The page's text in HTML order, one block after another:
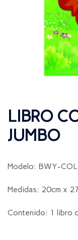
LIBRO
JUMBO
Modelo: BWY-
Medidas: 20cm x
Contenido: 1 libro